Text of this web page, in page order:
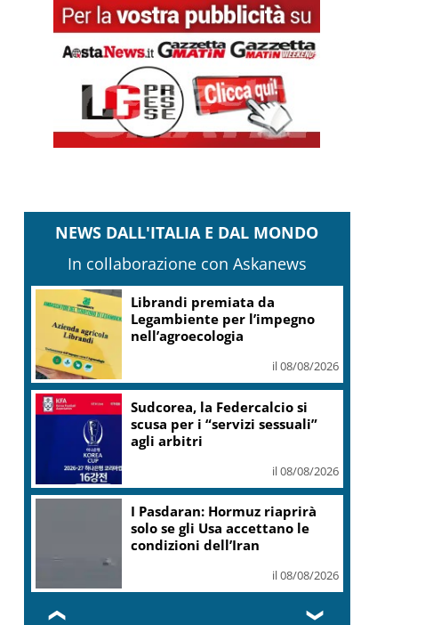
NEWS DALL'ITALIA E DAL MONDO
In collaborazione con Askanews
Librandi premiata da
Legambiente per l’impegno
nell’agroecologia
il 08/08/2026
Sudcorea, la Federcalcio si
scusa per i “servizi sessuali”
agli arbitri
il 08/08/2026
I Pasdaran: Hormuz riaprirà
solo se gli Usa accettano le
condizioni dell’Iran
il 08/08/2026
❮ ❯